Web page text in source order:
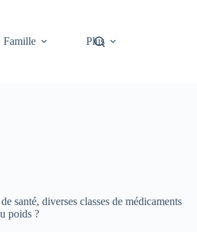
Famille Plus
santé, diverses classes de médicaments
poids ?